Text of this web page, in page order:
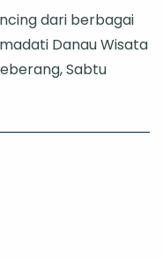
Edi
Damansyah
Buka
Idaman
dari berbagai
Danau Wisata
Sabtu